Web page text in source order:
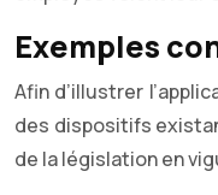
Exemples
Afin d’illustrer
des dispositifs
de la législation en